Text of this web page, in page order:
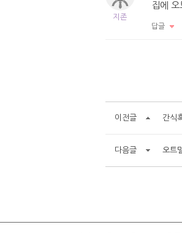
지존
집에
답글
이전글 간식
다음글 오트